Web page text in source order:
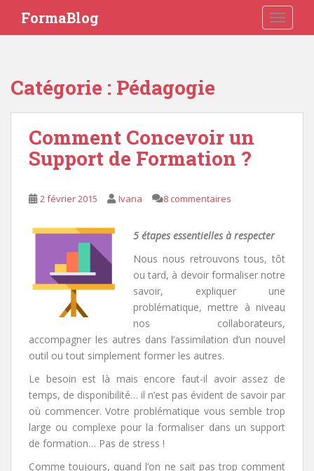
i
FormaBlog
Catégorie : Pédagogie
Comment Concevoir un
Support de Formation ?
2 février 2015 Ivana 8 commentaires
5 étapes essentielles à respecter
Nous nous retrouvons tous, tôt
ou tard, à devoir formaliser notre
savoir, expliquer une
problématique, mettre à niveau
nos collaborateurs,
accompagner les autres dans l’assimilation d’un nouvel
outil ou tout simplement former les autres.
Le besoin est là mais encore faut-il avoir assez de
temps, de disponibilité… il n’est pas évident de savoir par
où commencer. Votre problématique vous semble trop
large ou complexe pour la formaliser dans un support
de formation… Pas de stress !
Comme toujours, quand l’on ne sait pas trop comment